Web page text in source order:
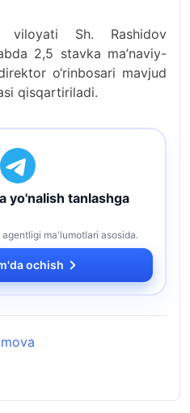
viloyati Sh. Rashidov
2,5 stavka ma’naviy-
o‘rinbosari mavjud
qisqartiriladi.
yo'nalish tanlashga
ma'lumotlari asosida.
ochish